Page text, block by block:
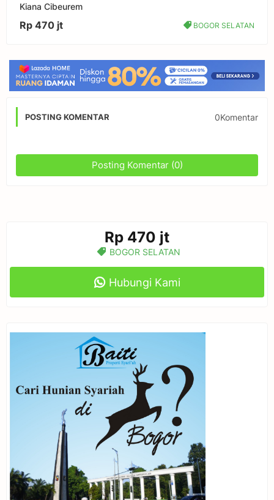
Kiana Cibeurem
Rp 470 jt BOGOR SELATAN
POSTING KOMENTAR 0Komentar
Posting Komentar (0)
Rp 470 jt
BOGOR SELATAN
Hubungi Kami